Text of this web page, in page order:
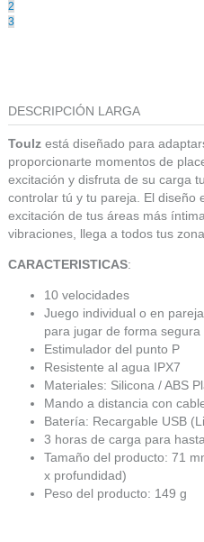
2
3
DESCRIPCIÓN LARGA
Toulz está diseñado para
proporcionarte momentos de
excitación y disfruta de su carga
controlar tú y tu pareja. El diseño
excitación de tus áreas más
vibraciones, llega a todos tus
CARACTERISTICAS:
10 velocidades
Juego individual o en
para jugar de forma segura
Estimulador del punto P
Resistente al agua IPX7
Materiales: Silicona / ABS
Mando a distancia con
Batería: Recargable USB
3 horas de carga para
Tamaño del producto: 71
x profundidad)
Peso del producto: 149 g